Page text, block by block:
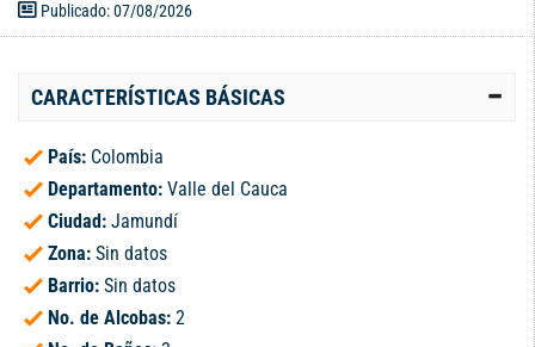
Publicado: 07/08/2026
CARACTERÍSTICAS BÁSICAS
País: Colombia
Departamento: Valle del Cauca
Ciudad: Jamundí
Zona: Sin datos
Barrio: Sin datos
No. de Alcobas: 2